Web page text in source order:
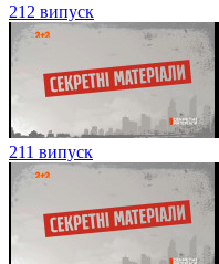
212 випуск
211 випуск